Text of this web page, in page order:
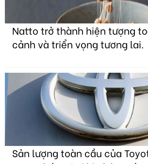
Natto trở thành hiện tượng
cảnh và triển vọng tương lai.
Sản lượng toàn cầu của